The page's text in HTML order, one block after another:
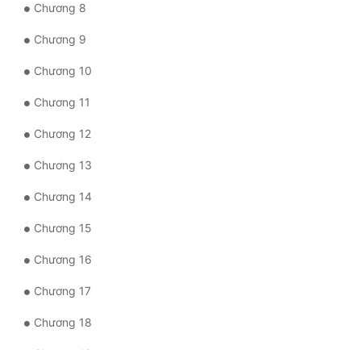
Quân Sự
Sảng Văn
Sủng
Thanh Xuân
Chương 8
Chương 9
Chương 10
Chương 11
Chương 12
Chương 13
Chương 14
Chương 15
Chương 16
Chương 17
Chương 18